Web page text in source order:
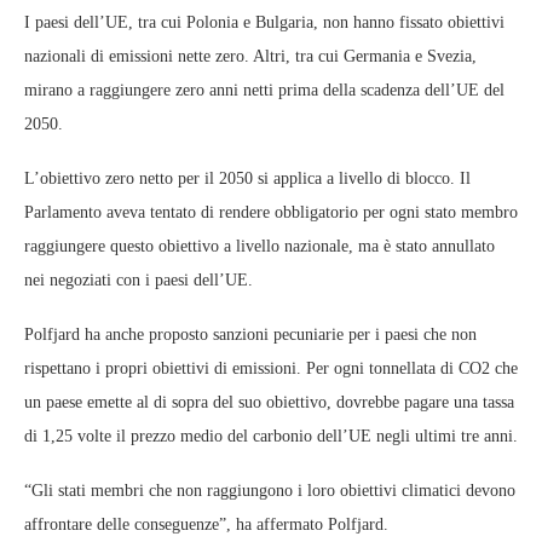
I paesi dell’UE, tra cui Polonia e Bulgaria, non hanno fissato obiettivi
nazionali di emissioni nette zero. Altri, tra cui Germania e Svezia,
mirano a raggiungere zero anni netti prima della scadenza dell’UE del
2050.
L’obiettivo zero netto per il 2050 si applica a livello di blocco. Il
Parlamento aveva tentato di rendere obbligatorio per ogni stato membro
raggiungere questo obiettivo a livello nazionale, ma è stato annullato
nei negoziati con i paesi dell’UE.
Polfjard ha anche proposto sanzioni pecuniarie per i paesi che non
rispettano i propri obiettivi di emissioni. Per ogni tonnellata di CO2 che
un paese emette al di sopra del suo obiettivo, dovrebbe pagare una tassa
di 1,25 volte il prezzo medio del carbonio dell’UE negli ultimi tre anni.
“Gli stati membri che non raggiungono i loro obiettivi climatici devono
affrontare delle conseguenze”, ha affermato Polfjard.